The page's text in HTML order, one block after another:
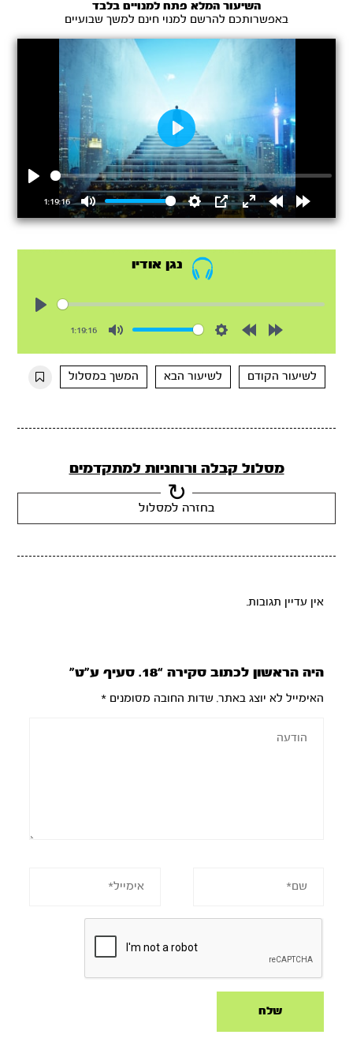
השיעור המלא פתח למנויים בלבד
באפשרותכם להרשם למנוי חינם למשך שבועיים
1:19:16
Mute Settings
PIP
EnterRewindForward
Play
נגן אודיו
1:19:16
10s
10s
לשיעור הקודם
לשיעור הבא המשך במסלול
מסלול קבלה ורוחניות למתקדמים
בחזרה למסלול
אין עדיין תגובות.
היה הראשון לכתוב סקירה “18. סעיף ע”ט”
האימייל לא יוצג באתר. שדות החובה מסומנים*